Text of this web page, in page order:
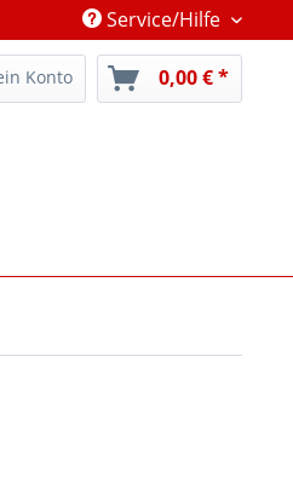
Service/Hilfe
Konto 0,00 € *